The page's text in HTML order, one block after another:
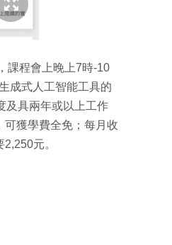
課程會上晚上7時-10
成式人工智能工具的
及具兩年或以上工作
獲學費全免；每月收
元。